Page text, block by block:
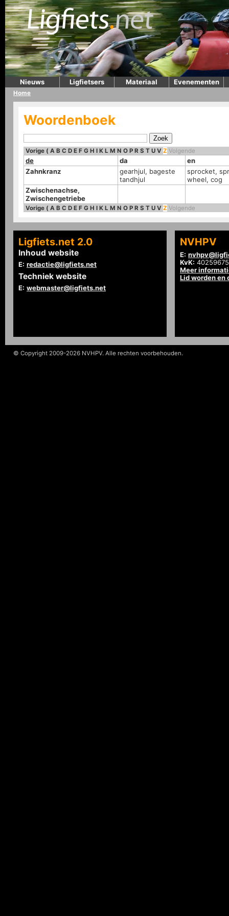
Nieuws Ligfietsers Materiaal Evenementen
Home
Woordenboek
Vorige ( A B C D E F G H I K L M N O P R S T U V Z Volgende
de da
en
Zahnkranz
gearhjul, bageste
tandhjul
sprocket,
wheel, cog
Zwischenachse,
Zwischengetriebe
Vorige ( A B C D E F G H I K L M N O P R S T U V Z Volgende
Ligfiets.net 2.0
Inhoud website
E: redactie@ligfiets.net
Techniek website
E: webmaster@ligfiets.net
NVHPV
E:
KvK: 40259675
Meer
Lid worden en
© Copyright 2009-2026 NVHPV. Alle rechten voorbehouden.